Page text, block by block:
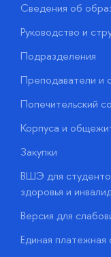
Сведения об
Руководство и
Подразделения
Преподаватели и
Попечительский
Корпуса и
Закупки
ВШЭ для
здоровья и
Версия для
Единая платежная